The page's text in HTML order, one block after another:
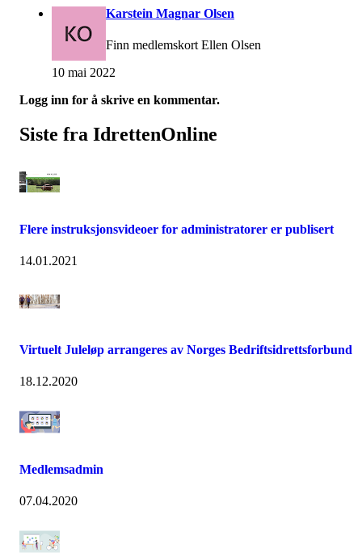
Karstein Magnar Olsen
Finn medlemskort Ellen Olsen
10 mai 2022
Logg inn for å skrive en kommentar.
Siste fra IdrettenOnline
Flere instruksjonsvideoer for administratorer er publisert
14.01.2021
Virtuelt Juleløp arrangeres av Norges Bedriftsidrettsforbund
18.12.2020
Medlemsadmin
07.04.2020